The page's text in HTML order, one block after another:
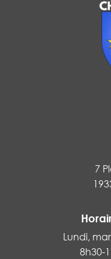
7
Lundi,
8h30-